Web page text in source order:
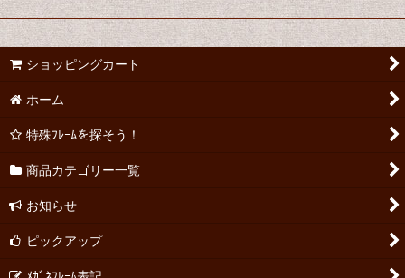
ショッピングカート
ホーム
特殊ﾌﾚｰﾑを探そう！
商品カテゴリー一覧
お知らせ
ピックアップ